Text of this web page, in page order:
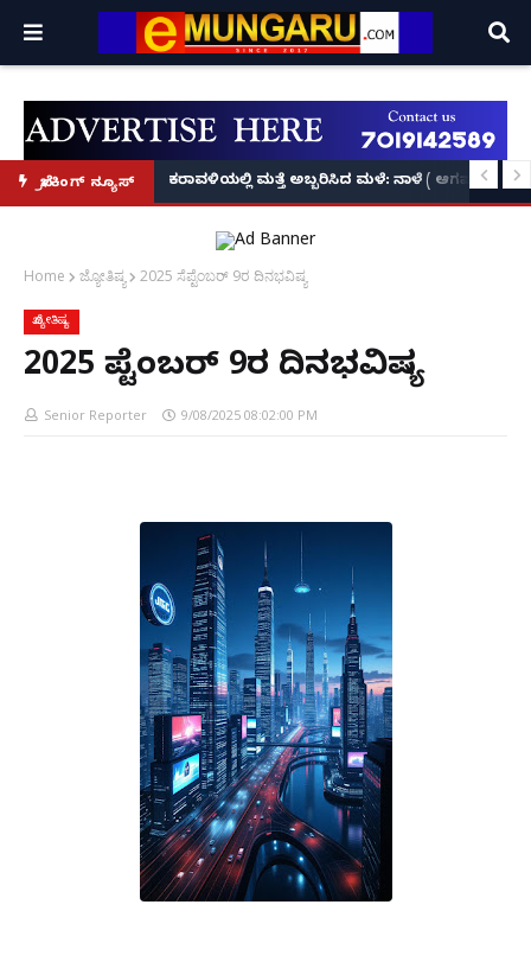
ಬ್ರೇಕಿಂಗ್ ನ್ಯೂಸ್‘ಭಕ್ತ ಪ್ರಹ್ಲಾದ’, ‘ಹೇ ರಾಮ್’!
ಕರಾವಳಿಯಲ್ಲಿ ಮತ್ತೆ ಅಬ್ಬರಿಸಿದ ಮಳೆ: ನಾಳೆ ( ಆಗಷ್ಟ್ 8)
Home ಜ್ಯೋತಿಷ್ಯ 2025 ಸೆಪ್ಟೆಂಬರ್ 9ರ ದಿನಭವಿಷ್ಯ
ಜ್ಯೋತಿಷ್ಯ
2025 ಸೆಪ್ಟೆಂಬರ್ 9ರ ದಿನಭವಿಷ್ಯ
Senior Reporter 9/08/2025 08:02:00 PM